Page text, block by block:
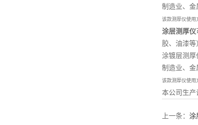
制造业、金
该款测厚仪使用
涂层测厚仪
胶、油漆
涂镀层测厚
制造业、金
该款测厚仪使用
本公司生产
上一条： 涂